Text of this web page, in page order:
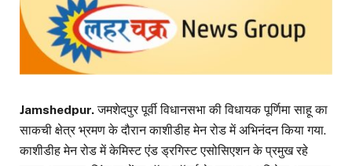
Jamshedpur.जमशेदपुर पूर्वी विधानसभा की विधायक पूर्णिमा साहू का
साकची क्षेत्र भ्रमण के दौरान काशीडीह मेन रोड में अभिनंदन किया गया.
काशीडीह मेन रोड में केमिस्ट एंड ड्रगिस्ट एसोसिएशन के प्रमुख रहे